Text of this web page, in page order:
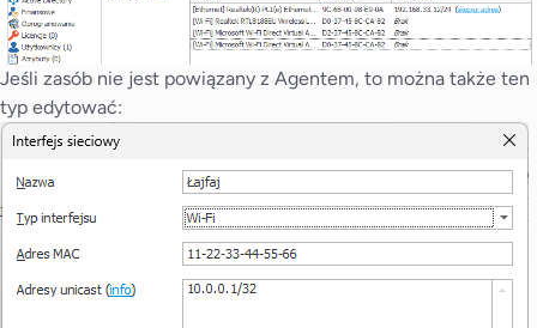
Jeśli zasób nie jest powiązany z Agentem, to można także ten
typ edytować: